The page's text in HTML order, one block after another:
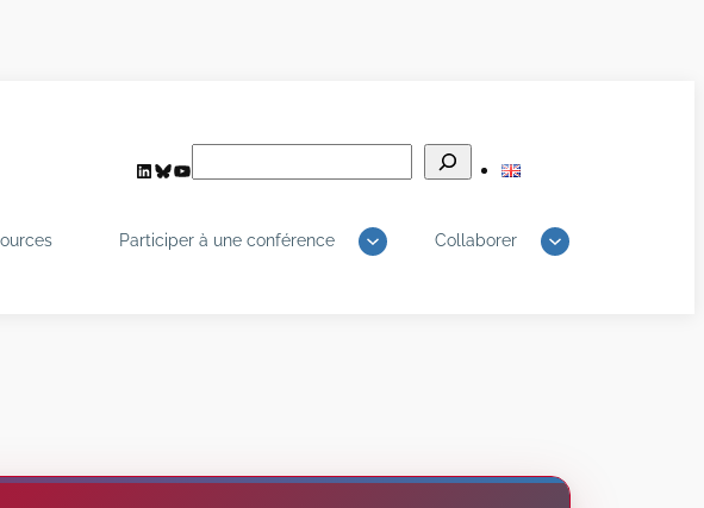
LinkedIn
Bluesky
YouTube
Participer à une conférence Collaborer